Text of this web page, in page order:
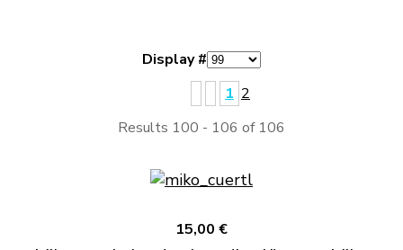
Display #
1 2
Results 100 - 106 of 106
15,00 €